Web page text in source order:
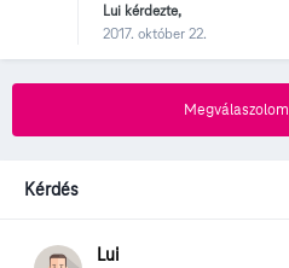
Lui kérdezte,
2017. október 22.
Kérdés
Lui